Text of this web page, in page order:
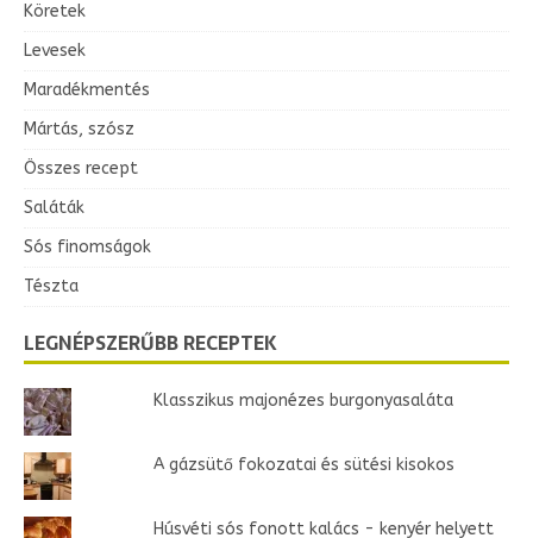
Köretek
Levesek
Maradékmentés
Mártás, szósz
Összes recept
Saláták
Sós finomságok
Tészta
LEGNÉPSZERŰBB RECEPTEK
Klasszikus majonézes burgonyasaláta
A gázsütő fokozatai és sütési kisokos
Húsvéti sós fonott kalács - kenyér helyett